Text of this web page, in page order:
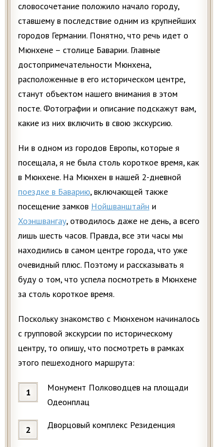
словосочетание положило начало городу,
ставшему в последствие одним из крупнейших
городов Германии. Понятно, что речь идет о
Мюнхене – столице Баварии. Главные
достопримечательности Мюнхена,
расположенные в его историческом центре,
станут объектом нашего внимания в этом
посте. Фотографии и описание подскажут вам,
какие из них включить в свою экскурсию.
Ни в одном из городов Европы, которые я
посещала, я не была столь короткое время, как
в Мюнхене. На Мюнхен в нашей 2-дневной
поездке в Баварию, включающей также
посещение замков Нойшванштайн и
Хоэншвангау, отводилось даже не день, а всего
лишь шесть часов. Правда, все эти часы мы
находились в самом центре города, что уже
очевидный плюс. Поэтому и рассказывать я
буду о том, что успела посмотреть в Мюнхене
за столь короткое время.
Поскольку знакомство с Мюнхеном начиналось
с групповой экскурсии по историческому
центру, то опишу, что посмотреть в рамках
этого пешеходного маршрута:
Монумент Полководцев на площади
Одеонплац
Дворцовый комплекс Резиденция